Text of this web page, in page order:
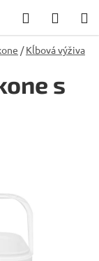
Hľadať
KOŠÍK
/ Kĺbová výživa
s